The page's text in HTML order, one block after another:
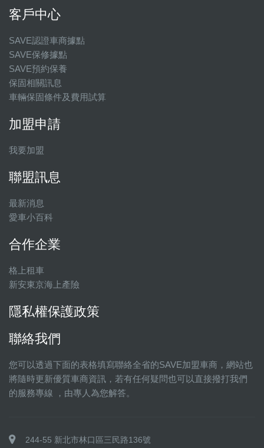
客戶中心
SAVE認證車商據點
SAVE保修據點
SAVE預約保養
保固相關訊息
車輛保固條件及費用試算
加盟申請
我要加盟
聯盟訊息
最新消息
愛車小百科
合作企業
格上租車
新安東京海上產險
隱私權保護政策
聯絡我們
您可以透過下面的表格填寫聯絡全省的SAVE加盟車商，網站也
將隨時更新優質車商資訊，若有任何疑問也可以直接撥打我們
的服務專線 ，由專人為您解答。
244-55 新北市林口區三民路136號